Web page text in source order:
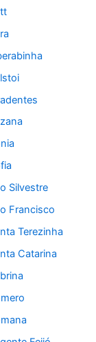
Silvestre
Francisco
Terezinha
Catarina